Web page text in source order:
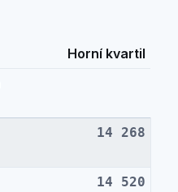
Horní kvartil
14 268
14 520